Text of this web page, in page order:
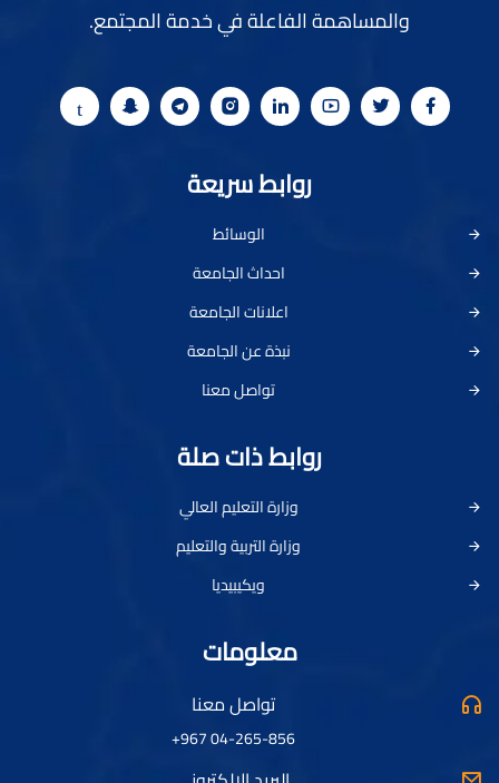
والمساهمة الفاعلة في خدمة المجتمع.
روابط سريعة
الوسائط
احداث الجامعة
اعلانات الجامعة
نبذة عن الجامعة
تواصل معنا
روابط ذات صلة
وزارة التعليم العالي
وزارة التربية والتعليم
ويكيبيديا
معلومات
تواصل معنا
04-265-856 967+